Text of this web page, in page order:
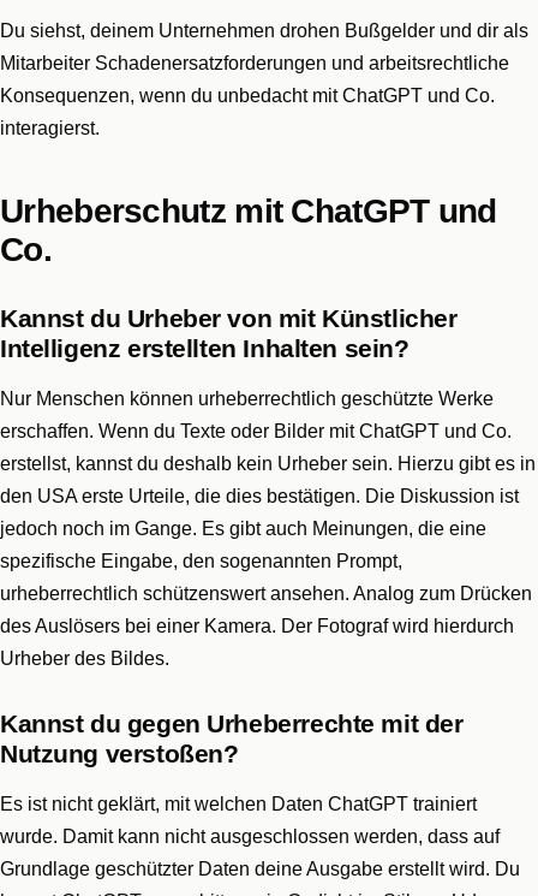
Du siehst, deinem Unternehmen drohen Bußgelder und dir als
Mitarbeiter Schadenersatzforderungen und arbeitsrechtliche
Konsequenzen, wenn du unbedacht mit ChatGPT und Co.
interagierst.
Urheberschutz mit ChatGPT und
Co.
Kannst du Urheber von mit Künstlicher
Intelligenz erstellten Inhalten sein?
Nur Menschen können urheberrechtlich geschützte Werke
erschaffen. Wenn du Texte oder Bilder mit ChatGPT und Co.
erstellst, kannst du deshalb kein Urheber sein. Hierzu gibt es in
den USA erste Urteile, die dies bestätigen. Die Diskussion ist
jedoch noch im Gange. Es gibt auch Meinungen, die eine
spezifische Eingabe, den sogenannten Prompt,
urheberrechtlich schützenswert ansehen. Analog zum Drücken
des Auslösers bei einer Kamera. Der Fotograf wird hierdurch
Urheber des Bildes.
Kannst du gegen Urheberrechte mit der
Nutzung verstoßen?
Es ist nicht geklärt, mit welchen Daten ChatGPT trainiert
wurde. Damit kann nicht ausgeschlossen werden, dass auf
Grundlage geschützter Daten deine Ausgabe erstellt wird. Du